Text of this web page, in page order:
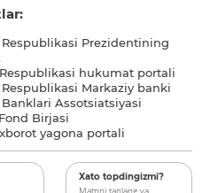
Respublikasi Prezidentining
hukumat portali
Respublikasi Markaziy banki
Banklari Assotsiatsiyasi
Birjasi
yagona portali
Xato topdingizmi?
Matnni tanlang va